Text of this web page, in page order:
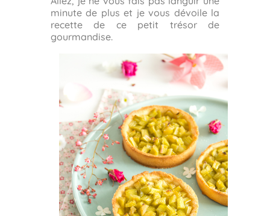
minute de plus et je vous dévoile la
recette de ce petit trésor de
gourmandise.